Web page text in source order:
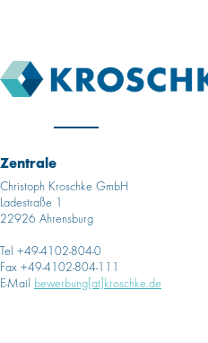
Zentrale
Christoph Kroschke GmbH
Ladestraße 1
22926 Ahrensburg
Tel +49-4102-804-0
Fax +49-4102-804-111
E-Mail bewerbung[at]kroschke.de